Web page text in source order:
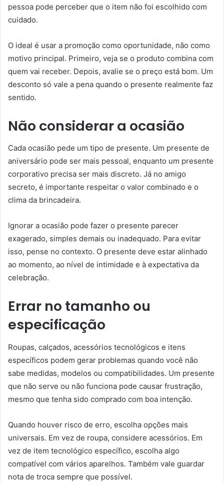
pessoa pode perceber que o item não foi escolhido com
cuidado.
O ideal é usar a promoção como oportunidade, não como
motivo principal. Primeiro, veja se o produto combina com
quem vai receber. Depois, avalie se o preço está bom. Um
desconto só vale a pena quando o presente realmente faz
sentido.
Não considerar a ocasião
Cada ocasião pede um tipo de presente. Um presente de
aniversário pode ser mais pessoal, enquanto um presente
corporativo precisa ser mais discreto. Já no amigo
secreto, é importante respeitar o valor combinado e o
clima da brincadeira.
Ignorar a ocasião pode fazer o presente parecer
exagerado, simples demais ou inadequado. Para evitar
isso, pense no contexto. O presente deve estar alinhado
ao momento, ao nível de intimidade e à expectativa da
celebração.
Errar no tamanho ou
especificação
Roupas, calçados, acessórios tecnológicos e itens
específicos podem gerar problemas quando você não
sabe medidas, modelos ou compatibilidades. Um presente
que não serve ou não funciona pode causar frustração,
mesmo que tenha sido comprado com boa intenção.
Quando houver risco de erro, escolha opções mais
universais. Em vez de roupa, considere acessórios. Em
vez de item tecnológico específico, escolha algo
compatível com vários aparelhos. Também vale guardar
nota de troca sempre que possível.